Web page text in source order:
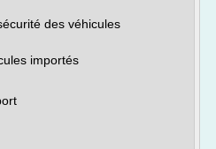
des véhicules
importés